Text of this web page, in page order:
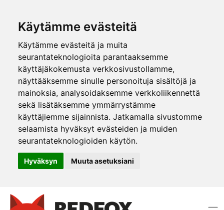
Käytämme evästeitä
Käytämme evästeitä ja muita
seurantateknologioita parantaaksemme
käyttäjäkokemusta verkkosivustollamme,
näyttääksemme sinulle personoituja sisältöjä ja
mainoksia, analysoidaksemme verkkoliikennettä
sekä lisätäksemme ymmärrystämme
käyttäjiemme sijainnista. Jatkamalla sivustomme
selaamista hyväksyt evästeiden ja muiden
seurantateknologioiden käytön.
Hyväksyn Muuta asetuksiani